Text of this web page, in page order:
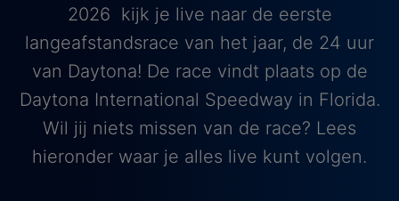
2026 kijk je live naar de eerste
langeafstandsrace van het jaar, de 24 uur
van Daytona! De race vindt plaats op de
Daytona International Speedway in Florida.
Wil jij niets missen van de race? Lees
hieronder waar je alles live kunt volgen.